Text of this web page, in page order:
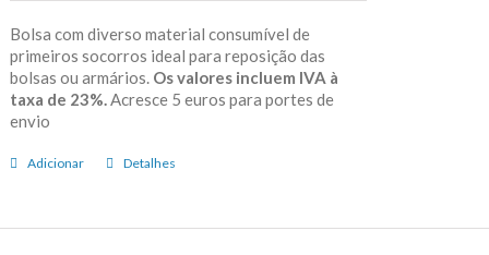
Bolsa com diverso material consumível de
primeiros socorros ideal para reposição das
bolsas ou armários. Os valores incluem IVA à
taxa de 23%. Acresce 5 euros para portes de
envio
Adicionar Detalhes